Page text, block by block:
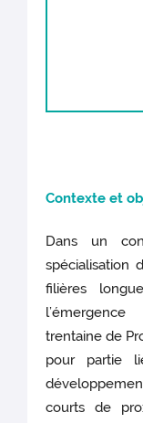
Contexte et
Dans un
spécialisation
filières
trentaine de
pour partie
courts de